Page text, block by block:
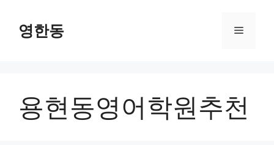
영한동 메
용현동영어학원추천